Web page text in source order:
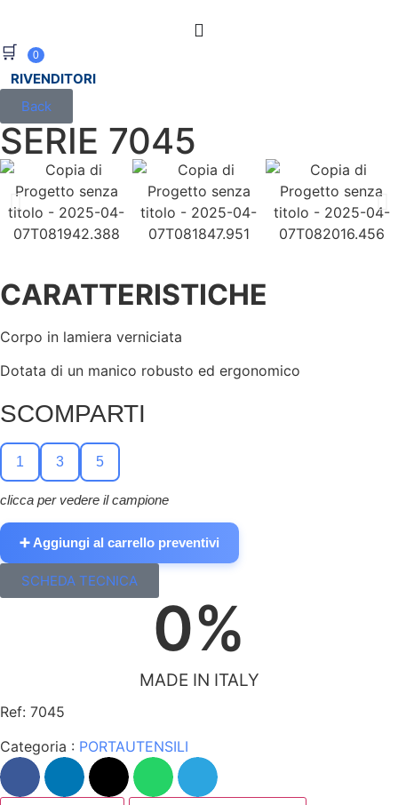
🛒 0
RIVENDITORI
Back
SERIE 7045
CARATTERISTICHE
Corpo in lamiera verniciata
Dotata di un manico robusto ed ergonomico
SCOMPARTI
1 3 5
clicca per vedere il campione
➕ Aggiungi al carrello preventivi
SCHEDA TECNICA
MADE IN ITALY
0%
Ref: 7045
Categoria : PORTAUTENSILI